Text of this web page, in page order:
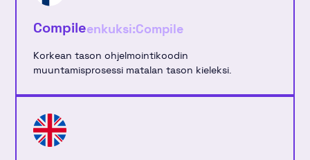
Compileenkuksi:Compile
Korkean tason ohjelmointikoodin
muuntamisprosessi matalan tason kieleksi.